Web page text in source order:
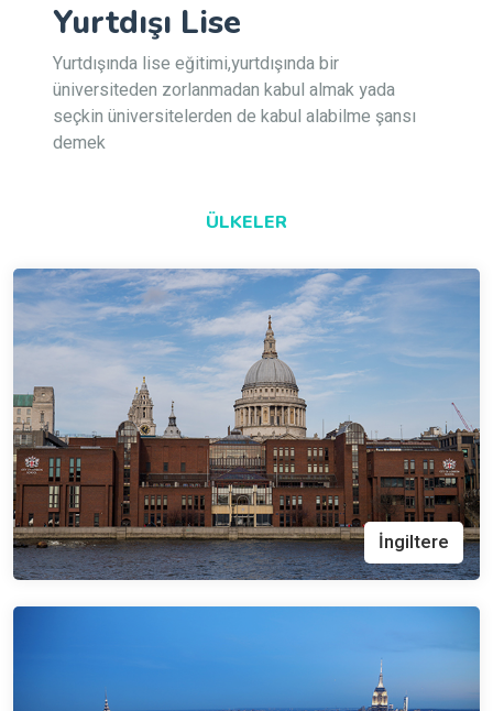
Yurtdışı Lise
Yurtdışında lise eğitimi,yurtdışında bir
üniversiteden zorlanmadan kabul almak yada
seçkin üniversitelerden de kabul alabilme şansı
demek
ÜLKELER
İngiltere